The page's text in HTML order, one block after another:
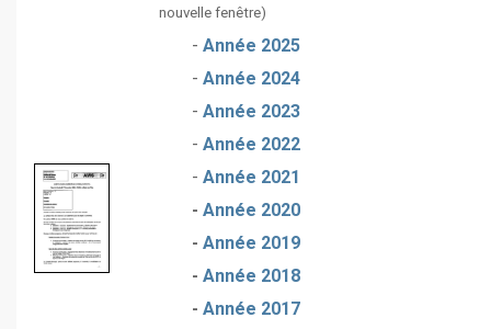
nouvelle fenêtre)
- Année 2025
- Année 2024
- Année 2023
- Année 2022
- Année 2021
- Année 2020
- Année 2019
- Année 2018
- Année 2017